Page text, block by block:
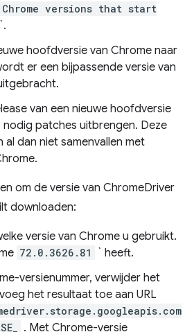
versions that start
hoofdversie van Chrome naar
er een bijpassende versie van
van een nieuwe hoofdversie
nodig patches uitbrengen. Deze
al dan niet samenvallen met
om de versie van ChromeDriver
downloaden:
versie van Chrome u gebruikt.
72.0.3626.81
` heeft.
versienummer, verwijder het
het resultaat toe aan URL
. Met Chrome-versie